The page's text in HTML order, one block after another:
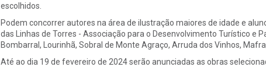
escolhidos.
Podem concorrer autores na área de ilustração maiores de idade e
das Linhas de Torres - Associação para o Desenvolvimento Turístico e
Bombarral, Lourinhã, Sobral de Monte Agraço, Arruda dos Vinhos,
Até ao dia 19 de fevereiro de 2024 serão anunciadas as obras